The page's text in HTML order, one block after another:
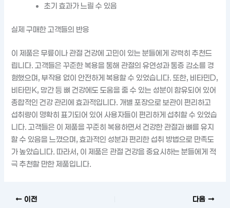
초기 효과가 느릴 수 있음
실제 구매한 고객들의 반응
이 제품은 무릎이나 관절 건강에 고민이 있는 분들에게 강력히 추천드
립니다. 고객들은 꾸준한 복용을 통해 관절의 유연성과 통증 감소를 경
험했으며, 부작용 없이 안전하게 복용할 수 있었습니다. 또한, 비타민D,
비타민K, 망간 등 뼈 건강에도 도움을 줄 수 있는 성분이 함유되어 있어
종합적인 건강 관리에 효과적입니다. 개별 포장으로 보관이 편리하고
섭취량이 명확히 표기되어 있어 사용자들이 편리하게 섭취할 수 있었습
니다. 고객들은 이 제품을 꾸준히 복용하면서 건강한 관절과 뼈를 유지
할 수 있음을 느꼈으며, 효과적인 성분과 편리한 섭취 방법으로 만족도
가 높았습니다. 따라서, 이 제품은 관절 건강을 중요시하는 분들에게 적
극 추천할 만한 제품입니다.
이전 다음